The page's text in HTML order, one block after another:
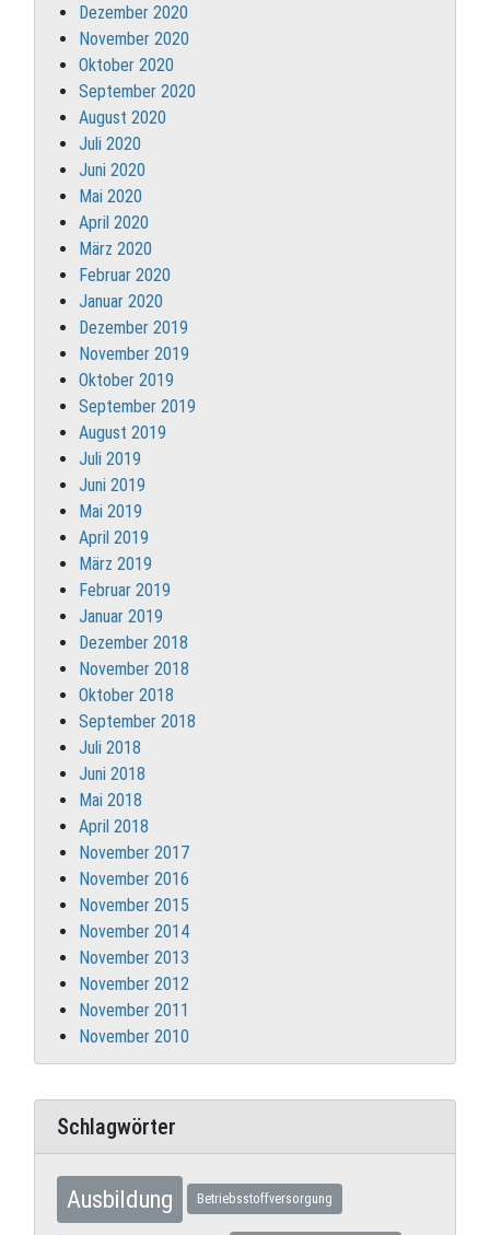
Dezember 2020
November 2020
Oktober 2020
September 2020
August 2020
Juli 2020
Juni 2020
Mai 2020
April 2020
März 2020
Februar 2020
Januar 2020
Dezember 2019
November 2019
Oktober 2019
September 2019
August 2019
Juli 2019
Juni 2019
Mai 2019
April 2019
März 2019
Februar 2019
Januar 2019
Dezember 2018
November 2018
Oktober 2018
September 2018
Juli 2018
Juni 2018
Mai 2018
April 2018
November 2017
November 2016
November 2015
November 2014
November 2013
November 2012
November 2011
November 2010
Schlagwörter
Ausbildung Betriebsstoffversorgung